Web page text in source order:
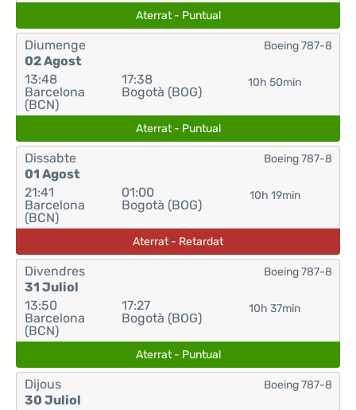
Aterrat - Puntual
Diumenge
02 Agost
13:48
Barcelona
(BCN)
17:38
Bogotà (BOG)
10h 50min
Boeing 787-8
Aterrat - Puntual
Dissabte
01 Agost
21:41
Barcelona
(BCN)
01:00
Bogotà (BOG)
10h 19min
Boeing 787-8
Aterrat - Retardat
Divendres
31 Juliol
13:50
Barcelona
(BCN)
17:27
Bogotà (BOG)
10h 37min
Boeing 787-8
Aterrat - Puntual
Dijous
30 Juliol
Boeing 787-8